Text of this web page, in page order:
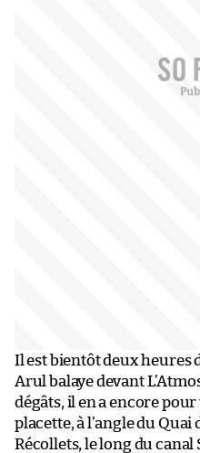
Il est bientôt deux heures
Arul balaye devant
dégâts, il en a encore
placette, à l’angle du Quai
Récollets, le long du